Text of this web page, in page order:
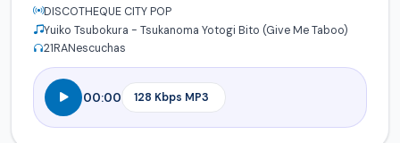
DISCOTHEQUE CITY POP
Yuiko Tsubokura - Tsukanoma Yotogi Bito (Give Me Taboo)
21RANescuchas
00:00